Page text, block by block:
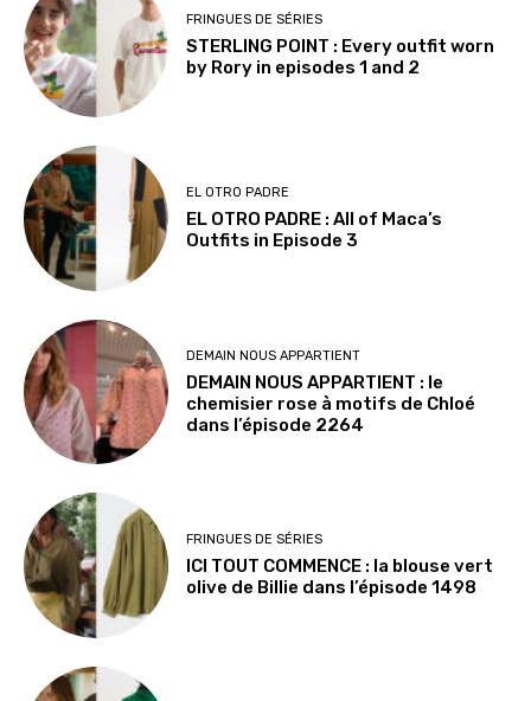
FRINGUES DE SÉRIES
STERLING POINT : Every outfit worn
by Rory in episodes 1 and 2
EL OTRO PADRE
EL OTRO PADRE : All of Maca’s
Outfits in Episode 3
DEMAIN NOUS APPARTIENT
DEMAIN NOUS APPARTIENT : le
chemisier rose à motifs de Chloé
dans l’épisode 2264
FRINGUES DE SÉRIES
ICI TOUT COMMENCE : la blouse vert
olive de Billie dans l’épisode 1498